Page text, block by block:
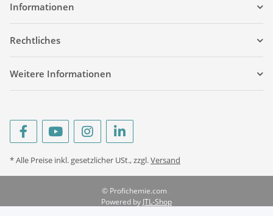
Informationen
Rechtliches
Weitere Informationen
* Alle Preise inkl. gesetzlicher USt., zzgl.Versand
© Profichemie.com
Powered by JTL-Shop